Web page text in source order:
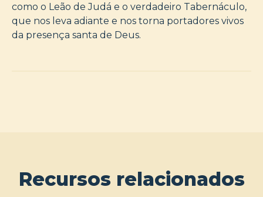
como o Leão de Judá e o verdadeiro Tabernáculo,
que nos leva adiante e nos torna portadores vivos
da presença santa de Deus.
Recursos relacionados